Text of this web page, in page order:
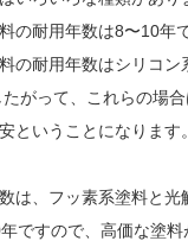
の耐用年数は8〜10年
の耐用年数はシリコン
がって、これらの場
ということになります。
は、フッ素系塗料と光
ですので、高価な塗